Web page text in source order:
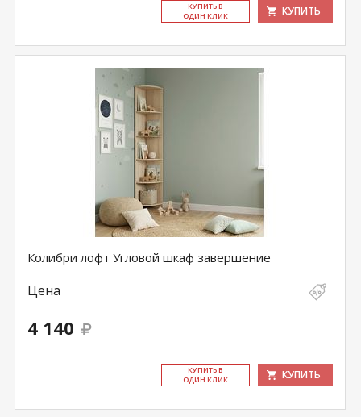
КУ­ПИТЬ В
ОДИН КЛИК
КУПИТЬ
Колибри лофт Угловой шкаф завершение
Цена
4 140
КУ­ПИТЬ В
ОДИН КЛИК
КУПИТЬ